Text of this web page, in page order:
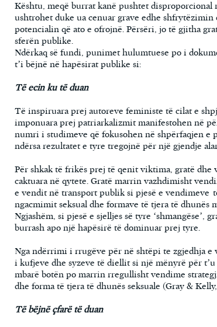
Kështu, meqë burrat kanë pushtet disproporcional
ushtrohet duke ua cenuar grave edhe
potencialin që ato e ofrojnë. Përsëri, jo të gjitha
sferën publike.
Ndërkaq së fundi, punimet hulumtuese po i
t’i bëjnë në hapësirat publike si:
Të ecin ku të duan
Të inspiruara prej autoreve feministe të cilat e
imponuara prej patriarkalizmit manifestohen në
numri i studimeve që fokusohen në shpërfaqjen e
ndërsa rezultatet e tyre tregojnë për një gjendje
Për shkak të frikës prej të qenit viktima, gratë dhe
caktuara në qytete. Gratë marrin vazhdimisht
e vendit në transport publik si pjesë e vendimeve
ngacmimit seksual dhe formave të tjera të dhunës
Ngjashëm, si pjesë e sjelljes së tyre
burrash apo një hapësirë të dominuar prej tyre.
Nga ndërrimi i rrugëve për në shtëpi te zgjedhja
i kufjeve dhe syzeve të diellit si një mënyrë për
mbarë botën po marrin rregullisht vendime
dhe forma të tjera të dhunës seksuale (Gray &
Të bëjnë çfarë të duan